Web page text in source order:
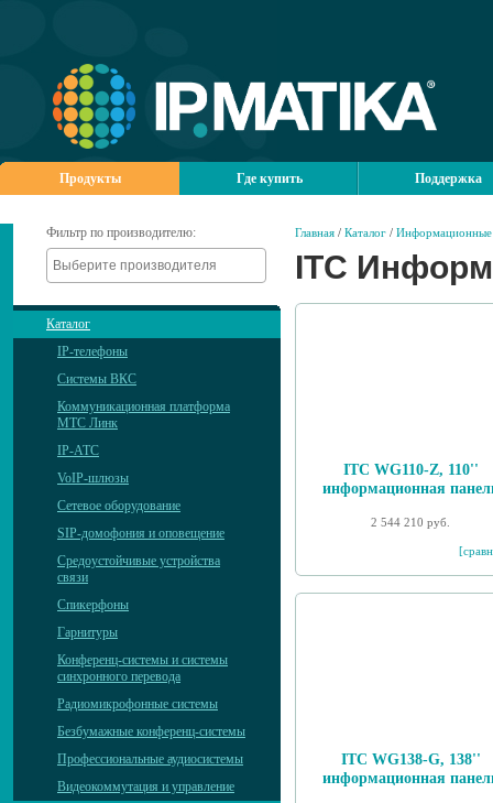
Продукты Где купить Поддержка
Фильтр по производителю:
Каталог
IP-телефоны
Системы ВКС
Коммуникационная платформа
МТС Линк
IP-АТС
VoIP-шлюзы
Сетевое оборудование
SIP-домофония и оповещение
Средоустойчивые устройства
связи
Спикерфоны
Гарнитуры
Конференц-системы и системы
синхронного перевода
Радиомикрофонные системы
Безбумажные конференц-системы
Профессиональные аудиосистемы
Видеокоммутация и управление
Главная / Каталог / Информационные
ITC
ITC WG110-Z, 110''
информационная
2 544 210 руб.
ITC WG138-G, 138''
информационная